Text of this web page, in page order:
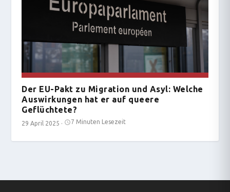
Der EU-Pakt zu Migration und Asyl: Welche
Auswirkungen hat er auf queere
Geflüchtete?
29 April 2025 · 7 Minuten Lesezeit